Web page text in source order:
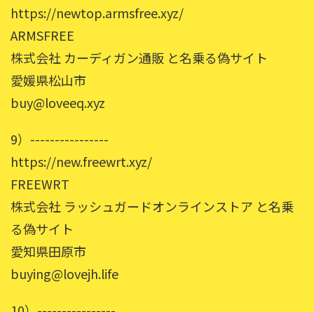
https://newtop.armsfree.xyz/
ARMSFREE
株式会社 カーディガン通販 と名乗る偽サイト
愛媛県松山市
buy@loveeq.xyz
9）----------------
https://new.freewrt.xyz/
FREEWRT
株式会社 ラッシュガードオンラインストア と名乗
る偽サイト
愛知県田原市
buying@lovejh.life